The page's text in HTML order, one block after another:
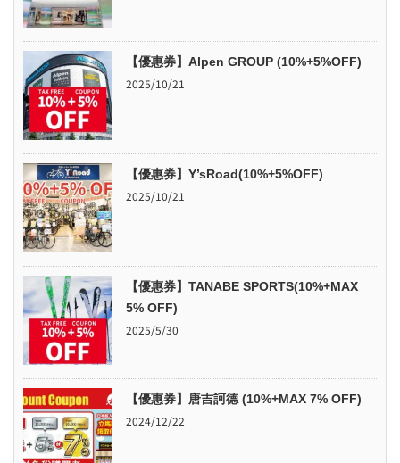
【優惠券】Alpen GROUP (10%+5%OFF)
2025/10/21
【優惠券】Y’sRoad(10%+5%OFF)
2025/10/21
【優惠券】TANABE SPORTS(10%+MAX
5% OFF)
2025/5/30
【優惠券】唐吉訶德 (10%+MAX 7% OFF)
2024/12/22